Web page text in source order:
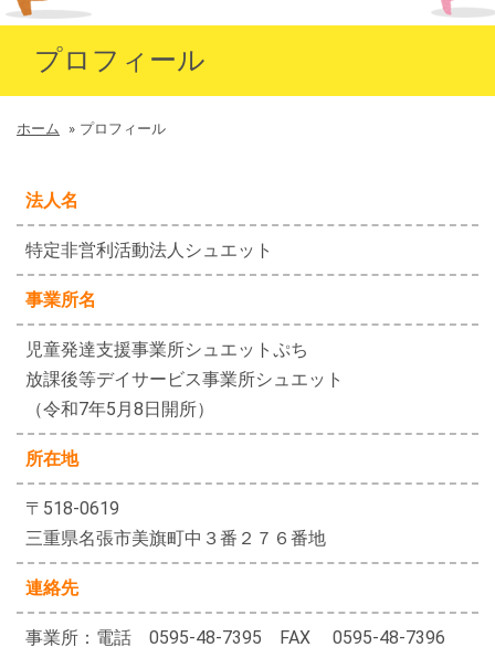
プロフィール
ホーム » プロフィール
法人名
特定非営利活動法人シュエット
事業所名
児童発達支援事業所シュエットぷち
放課後等デイサービス事業所シュエット
（令和7年5月8日開所）
所在地
〒518-0619
三重県名張市美旗町中３番２７６番地
連絡先
事業所：電話 0595-48-7395 FAX 0595-48-7396